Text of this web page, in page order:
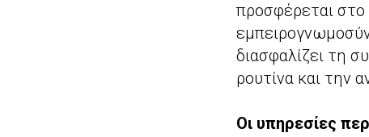
προσφέρεται στο
διασφαλίζει τη
ρουτίνα και την
Οι υπηρεσίες